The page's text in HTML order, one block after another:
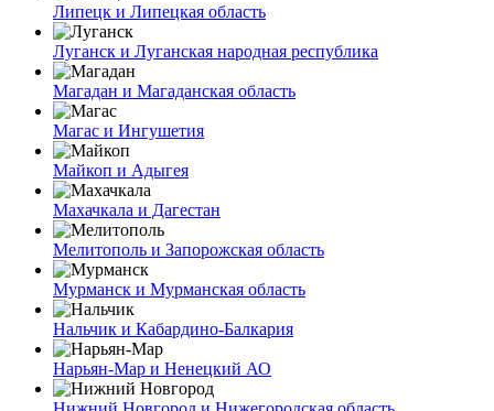
Липецк и Липецкая область
Луганск и Луганская народная республика
Магадан и Магаданская область
Магас и Ингушетия
Майкоп и Адыгея
Махачкала и Дагестан
Мелитополь и Запорожская область
Мурманск и Мурманская область
Нальчик и Кабардино-Балкария
Нарьян-Мар и Ненецкий АО